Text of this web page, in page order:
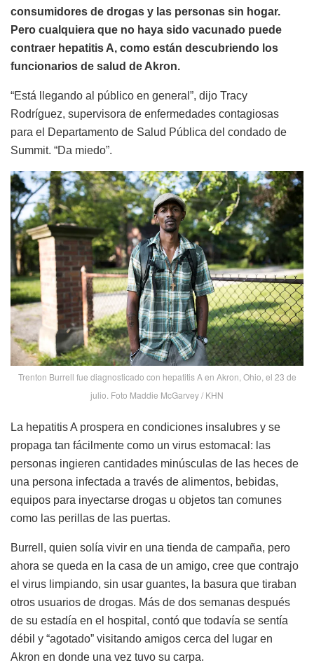
consumidores de drogas y las personas sin hogar.
Pero cualquiera que no haya sido vacunado puede
contraer hepatitis A, como están descubriendo los
funcionarios de salud de Akron.
“Está llegando al público en general”, dijo Tracy
Rodríguez, supervisora ​​de enfermedades contagiosas
para el Departamento de Salud Pública del condado de
Summit. “Da miedo”.
Trenton Burrell fue diagnosticado con hepatitis A en Akron, Ohio, el 23 de
julio. Foto Maddie McGarvey / KHN
La hepatitis A prospera en condiciones insalubres y se
propaga tan fácilmente como un virus estomacal: las
personas ingieren cantidades minúsculas de las heces de
una persona infectada a través de alimentos, bebidas,
equipos para inyectarse drogas u objetos tan comunes
como las perillas de las puertas.
Burrell, quien solía vivir en una tienda de campaña, pero
ahora se queda en la casa de un amigo, cree que contrajo
el virus limpiando, sin usar guantes, la basura que tiraban
otros usuarios de drogas. Más de dos semanas después
de su estadía en el hospital, contó que todavía se sentía
débil y “agotado” visitando amigos cerca del lugar en
Akron en donde una vez tuvo su carpa.